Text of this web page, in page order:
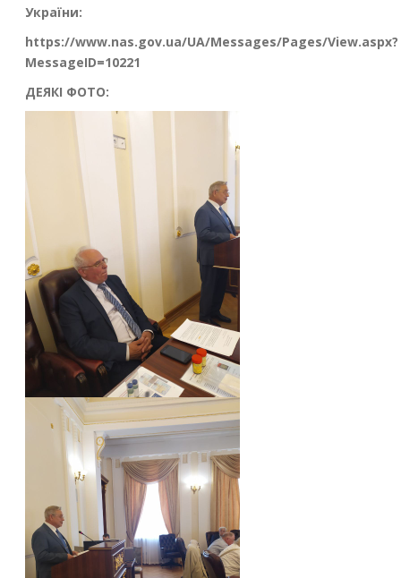
України:
https://www.nas.gov.ua/UA/Messages/Pages/View.aspx?
MessageID=10221
ДЕЯКІ ФОТО: